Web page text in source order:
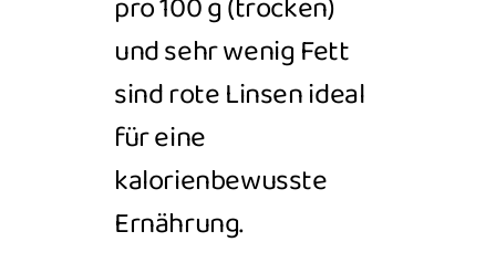
und sehr wenig Fett
sind rote Linsen ideal
für eine
kalorienbewusste
Ernährung.